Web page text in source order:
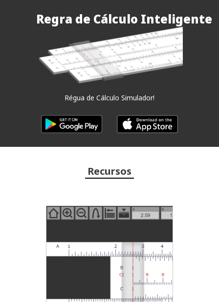
Regra de Cálculo Inteligente
Régua de Cálculo Simulador!
Recursos